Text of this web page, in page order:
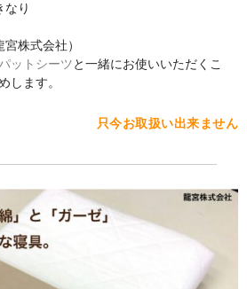
なり
株式会社）
ットシーツと一緒にお使いいただくこ
します。
只今お取扱い出来ません